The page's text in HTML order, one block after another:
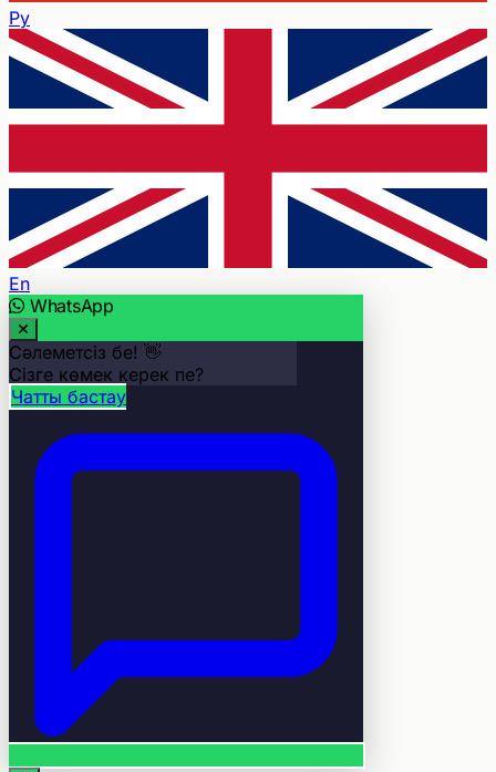
Ру
En
WhatsApp
Сәлеметсіз бе! 👋
Сізге көмек керек пе?
Чатты бастау